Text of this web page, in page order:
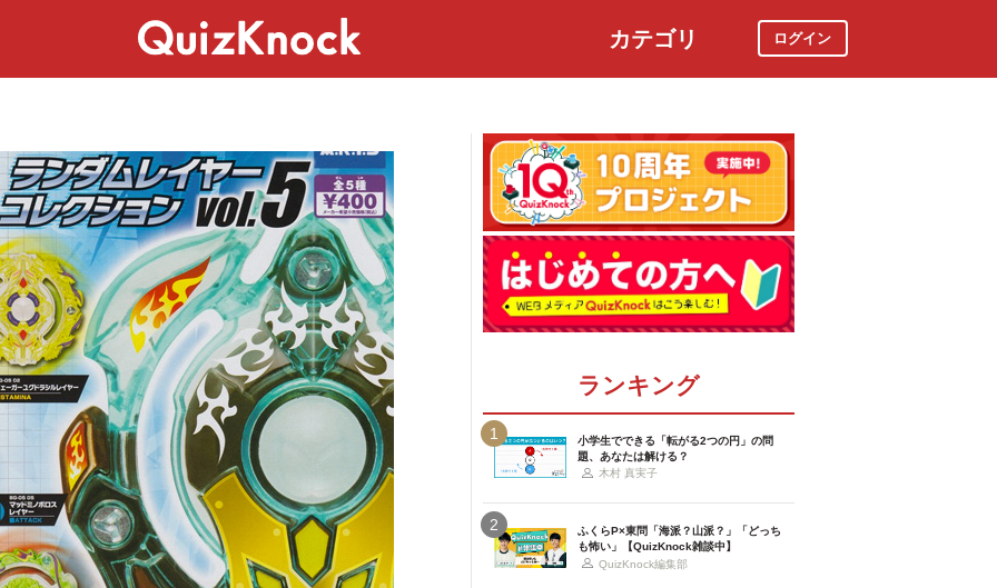
カテゴリ ログイン
ランキング
1
小学生でできる「転がる2つの円」の問
題、あなたは解ける？
木村 真実子
2
ふくらP×東問「海派？山派？」「どっち
も怖い」【QuizKnock雑談中】
QuizKnock編集部